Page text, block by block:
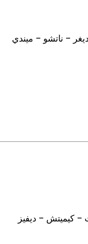
– ناتشو – ميندي
– كيميتش – ديفيز